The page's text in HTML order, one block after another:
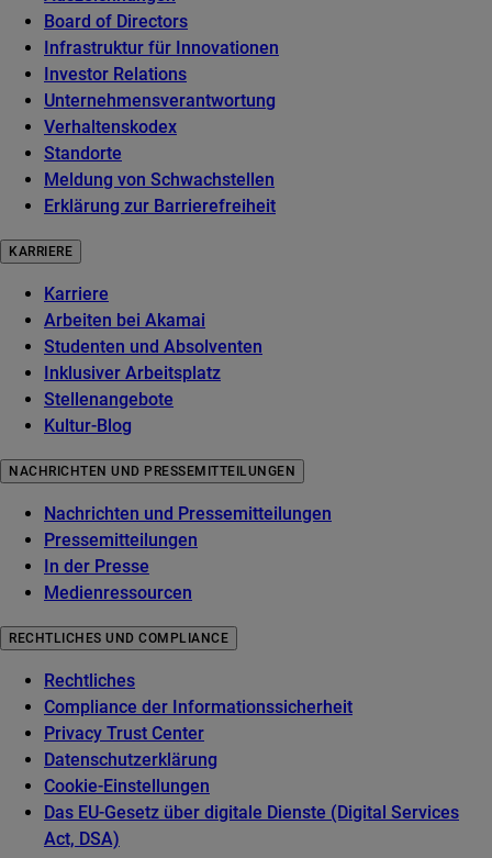
Board of Directors
Infrastruktur für Innovationen
Investor Relations
Unternehmensverantwortung
Verhaltenskodex
Standorte
Meldung von Schwachstellen
Erklärung zur Barrierefreiheit
KARRIERE
Karriere
Arbeiten bei Akamai
Studenten und Absolventen
Inklusiver Arbeitsplatz
Stellenangebote
Kultur-Blog
NACHRICHTEN UND PRESSEMITTEILUNGEN
Nachrichten und Pressemitteilungen
Pressemitteilungen
In der Presse
Medienressourcen
RECHTLICHES UND COMPLIANCE
Rechtliches
Compliance der Informationssicherheit
Privacy Trust Center
Datenschutzerklärung
Cookie-Einstellungen
Das EU-Gesetz über digitale Dienste (Digital Services
Act, DSA)